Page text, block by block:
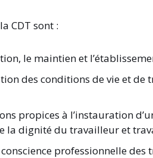
CDT sont :
le maintien et
des conditions de vie et de
propices à l’instauration
la dignité du travailleur et
professionnelle